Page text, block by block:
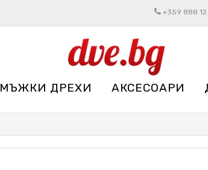
+359 888 12
МЪЖКИ ДРЕХИ АКСЕСОАРИ